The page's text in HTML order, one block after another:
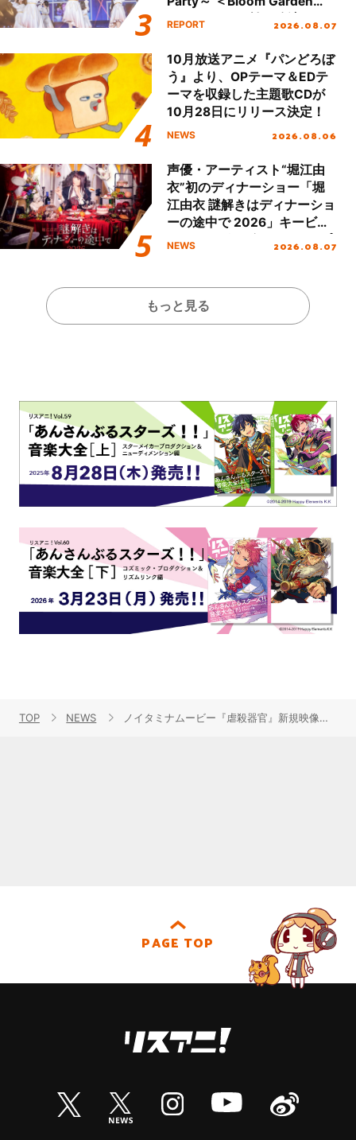
Party Stage／埼玉公演＞”
REPORT 2026.08.07
10月放送アニメ『パンどろぼ
う』より、OPテーマ＆EDテ
ーマを収録した主題歌CDが
10月28日にリリース決定！
NEWS 2026.08.06
声優・アーティスト“堀江由
衣”初のディナーショー「堀
江由衣 謎解きはディナーショ
ーの途中で 2026」キービジ
ュアル＆グッズラインナップ
NEWS 2026.08.07
もっと見る
TOP NEWS ノイタミナムービー『虐殺器官』新規映像＆新規カット解禁！今冬公開決定！！
PAGE TOP